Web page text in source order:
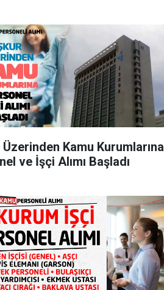
Üzerinden Kamu Kurumlarına
ve İşçi Alımı Başladı